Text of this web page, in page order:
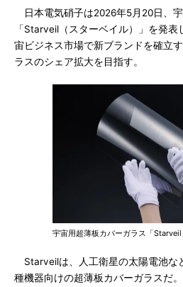
日本電気硝子は2026年5月20日、
「Starveil（スターベイル）」を発
宙ビジネス市場で新ブランドを確立
ラスのシェア拡大を目指す。
宇宙用超薄板カバーガラス「
Starveilは、人工衛星の太陽電池な
種機器向けの超薄板カバーガラスだ